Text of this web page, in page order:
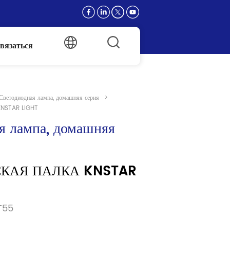
лампа, домашняя серия
>
LIGHT
лампа, домашняя
ПАЛКА KNSTAR